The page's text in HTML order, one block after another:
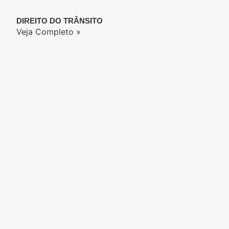
DIREITO DO TRÂNSITO
Veja Completo »